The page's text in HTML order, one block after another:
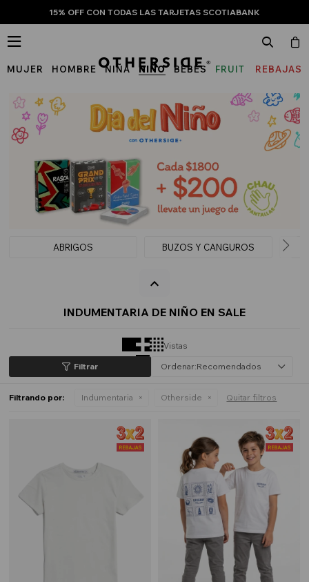
15% OFF CON TODAS LAS TARJETAS SCOTIABANK
MUJER HOMBRE NIÑA NIÑO BEBÉS
FRUIT
THE
LOOM
REBAJAS

ABRIGOS BUZOS Y CANGUROS
INDUMENTARIA DE NIÑO EN SALE
Vistas
Recomendados
Filtrando por: Indumentaria Otherside Quitar filtros